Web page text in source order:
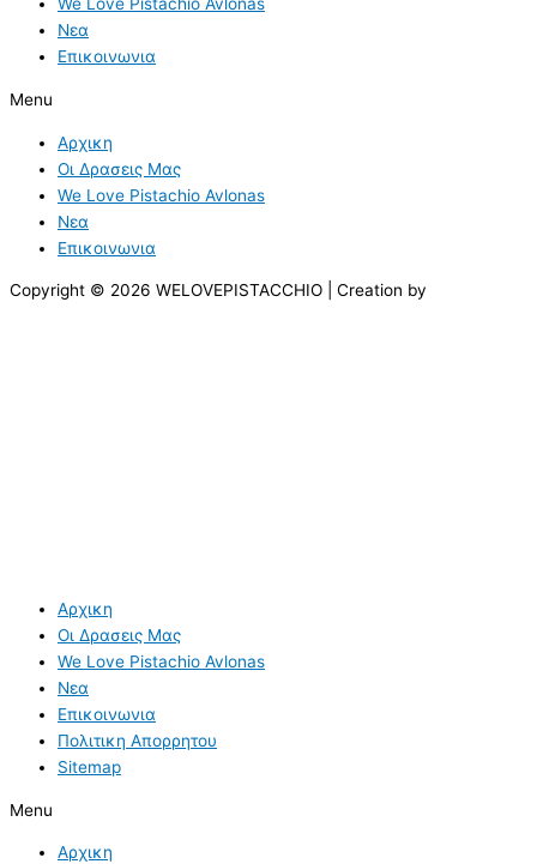
We Love Pistachio Avlonas
Νεα
Επικοινωνια
Menu
Αρχικη
Οι Δρασεις Μας
We Love Pistachio Avlonas
Νεα
Επικοινωνια
Copyright © 2026 WELOVEPISTACCHIO | Creation by
Αρχικη
Οι Δρασεις Μας
We Love Pistachio Avlonas
Νεα
Επικοινωνια
Πολιτικη Απορρητου
Sitemap
Menu
Αρχικη